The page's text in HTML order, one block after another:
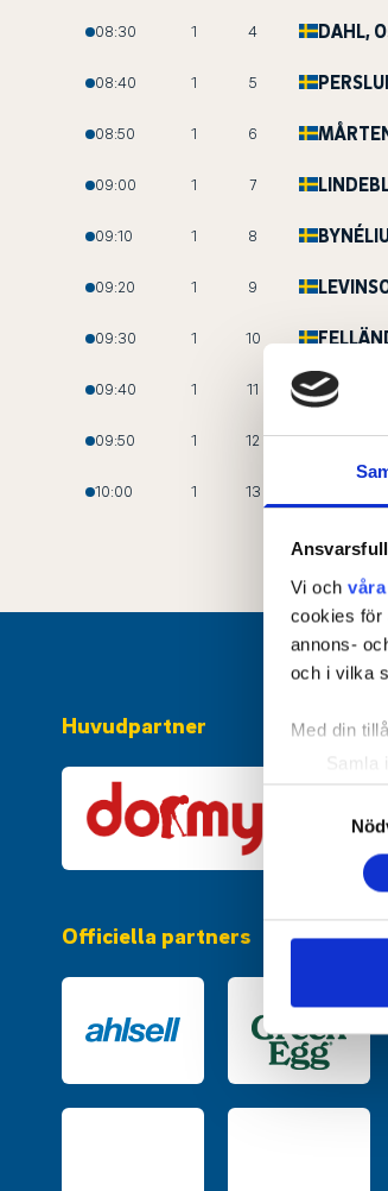
Vi och
cookies för
annons-
och i vilka
Med din
Ta reda
eller dra
sociala
till de
08:30 1 4 DAHL,
08:40 1 5
08:50 1 6
09:00 1 7
09:10 1 8
09:20 1 9
09:30 1 10
09:40 1 11
09:50 1 12
10:00 1 13
Huvudpartner
Officiella partners